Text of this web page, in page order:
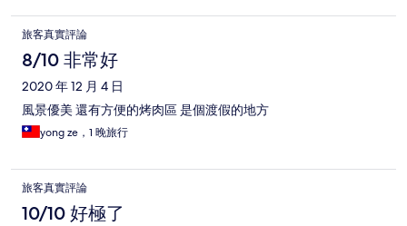
旅客真實評論
8/10 非常好
2020 年 12 月 4 日
風景優美 還有方便的烤肉區 是個渡假的地方
yong ze，1 晚旅行
旅客真實評論
10/10 好極了